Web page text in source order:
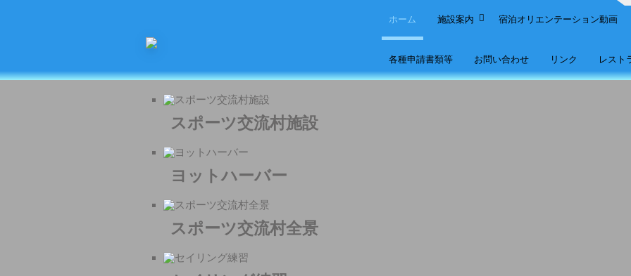
ホーム 施設案内 宿泊オリエンテーション動画
各種申請書類等 お問い合わせ リンク レスト
スポーツ交流村施設
ヨットハーバー
スポーツ交流村全景